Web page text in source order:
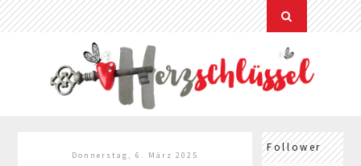
Donnerstag, 6. März 2025
Follower